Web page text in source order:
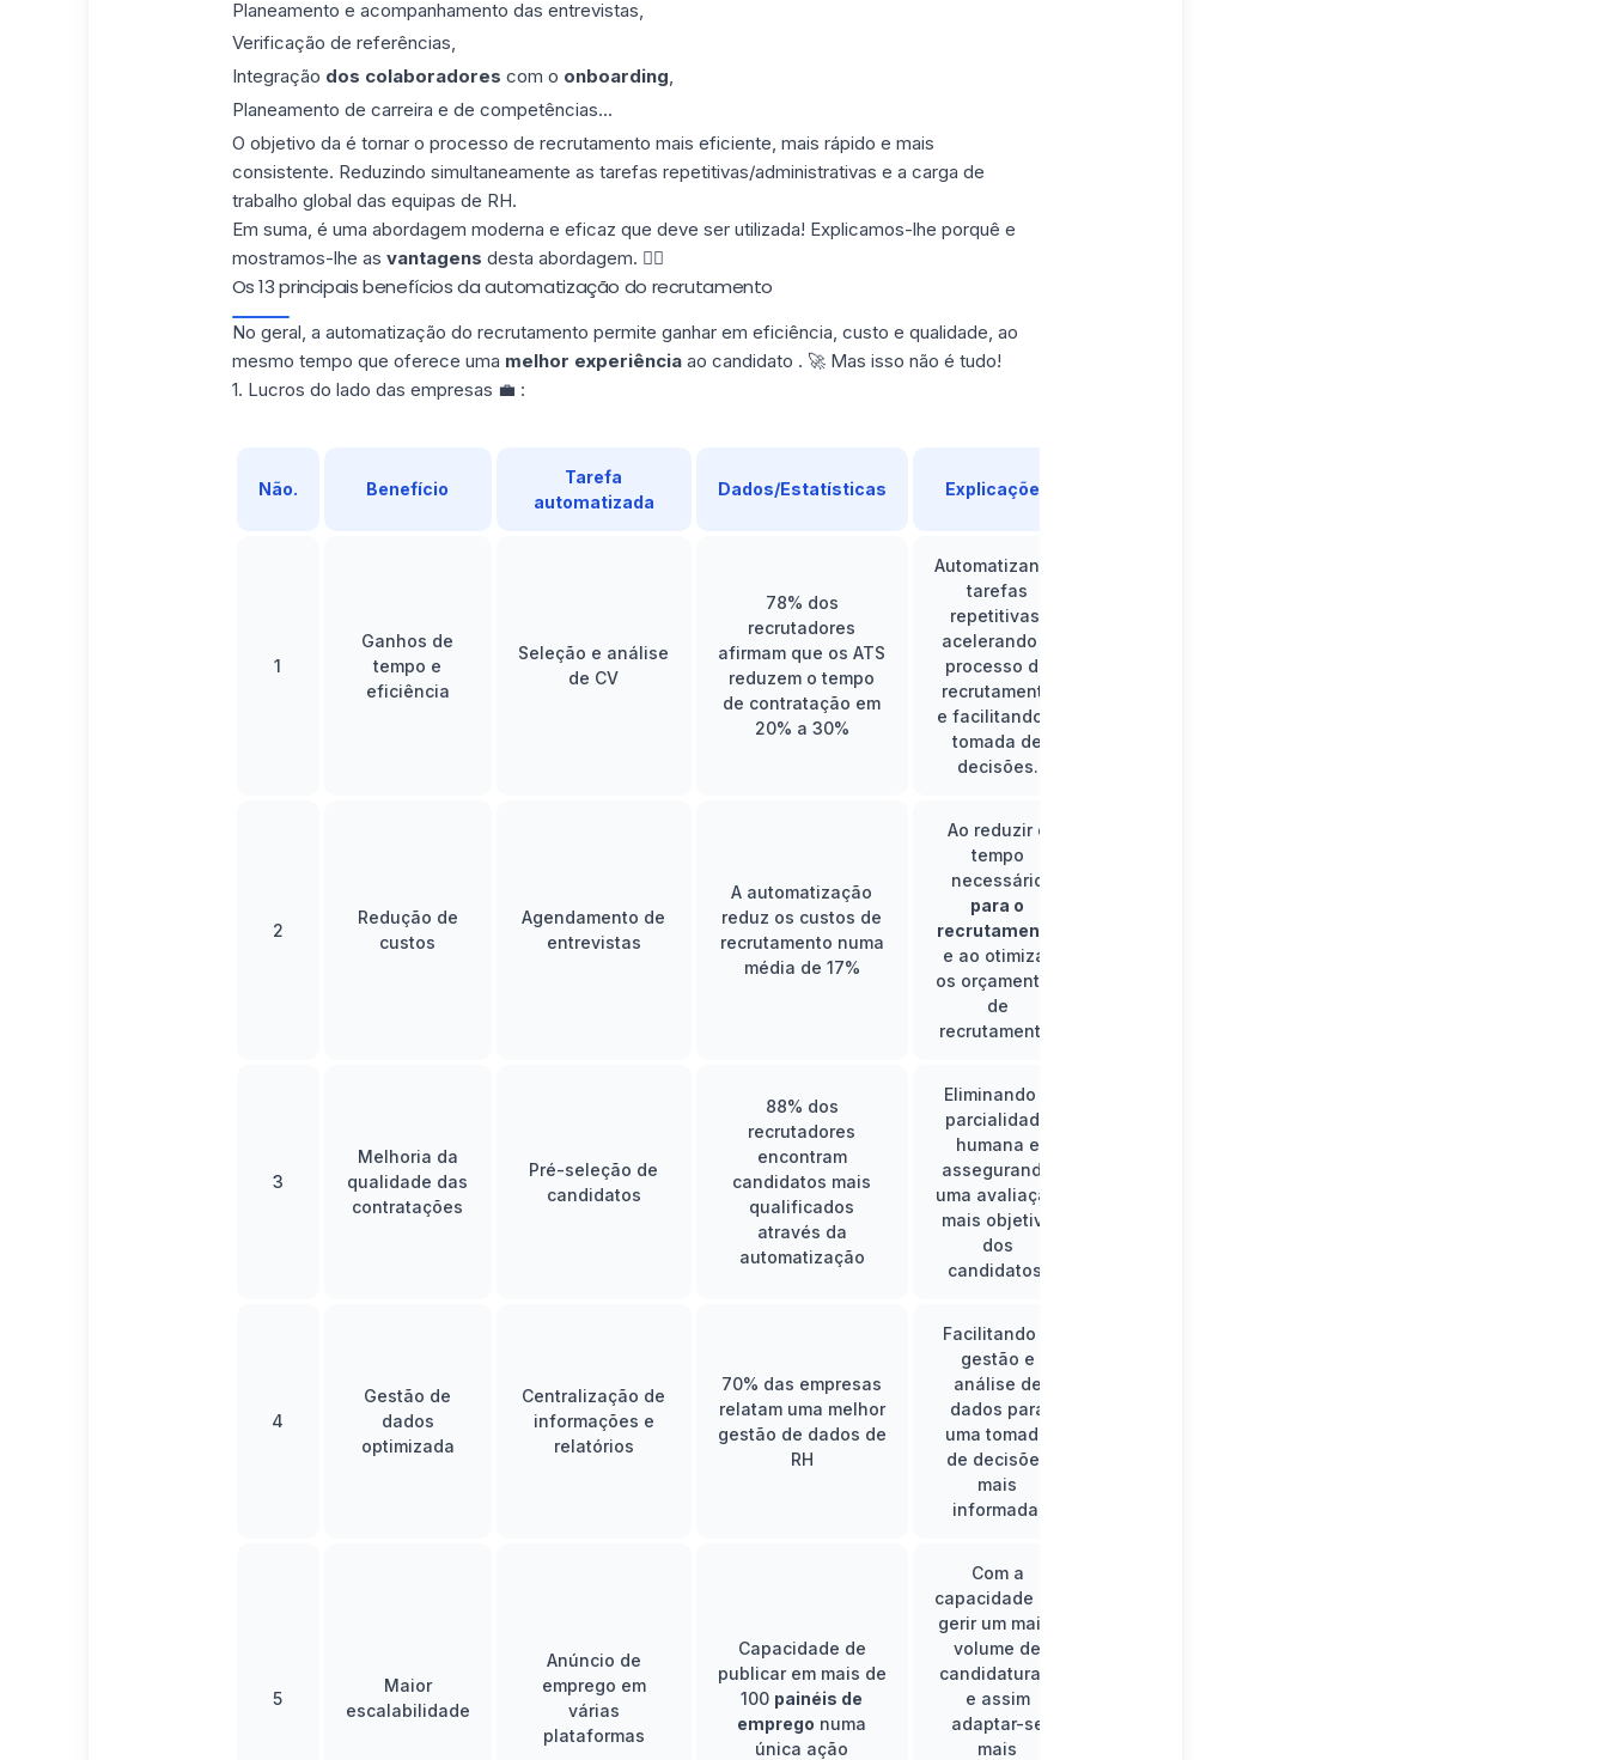
Planeamento e acompanhamento das entrevistas,
Verificação de referências,
Integração dos colaboradores com o onboarding,
Planeamento de carreira e de competências...
O objetivo da é tornar o processo de recrutamento mais eficiente, mais rápido e mais
consistente. Reduzindo simultaneamente as tarefas repetitivas/administrativas e a carga de
trabalho global das equipas de RH.
Em suma, é uma abordagem moderna e eficaz que deve ser utilizada! Explicamos-lhe porquê e
mostramos-lhe as vantagens desta abordagem. 👇🏼
Os 13 principais benefícios da automatização do recrutamento
No geral, a automatização do recrutamento permite ganhar em eficiência, custo e qualidade, ao
mesmo tempo que oferece uma melhor experiênciaao candidato . 🚀 Mas isso não é tudo!
1. Lucros do lado das empresas 💼 :
Não. Benefício
Tarefa
automatizada
Dados/Estatísticas Explicações
1
Ganhos de
tempo e
eficiência
Seleção e análise
de CV
78% dos
recrutadores
afirmam que os ATS
reduzem o tempo
de contratação em
20% a 30%
Automatizando
tarefas
repetitivas,
acelerando o
processo de
recrutamento
e facilitando a
tomada de
decisões.
2
Redução de
custos
Agendamento de
entrevistas
A automatização
reduz os custos de
recrutamento numa
média de 17%
Ao reduzir o
tempo
necessário
para o
recrutamento
e ao otimizar
os orçamentos
de
recrutamento.
3
Melhoria da
qualidade das
contratações
Pré-seleção de
candidatos
88% dos
recrutadores
encontram
candidatos mais
qualificados
através da
automatização
Eliminando a
parcialidade
humana e
assegurando
uma avaliação
mais objetiva
dos
candidatos.
4
Gestão de
dados
optimizada
Centralização de
informações e
relatórios
70% das empresas
relatam uma melhor
gestão de dados de
RH
Facilitando a
gestão e
análise de
dados para
uma tomada
de decisões
mais
informada.
5
Maior
escalabilidade
Anúncio de
emprego em
várias
plataformas
Capacidade de
publicar em mais de
100 painéis de
emprego numa
única ação
Com a
capacidade de
gerir um maior
volume de
candidaturas,
e assim
adaptar-se
mais